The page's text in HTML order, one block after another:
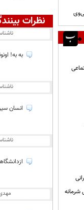
نظرات
به به!
انسان